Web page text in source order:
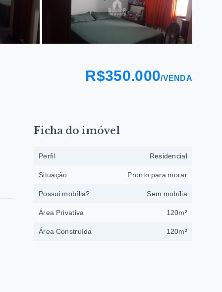
R$350.000/VENDA
Ficha do imóvel
Perfil Residencial
Situação Pronto para morar
Possui mobília? Sem mobília
Área Privativa 120m²
Área Construída 120m²